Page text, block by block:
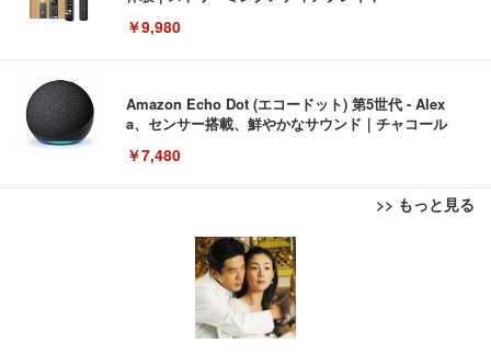
￥9,980
Amazon Echo Dot (エコードット) 第5世代 - Alex
a、センサー搭載、鮮やかなサウンド｜チャコール
￥7,480
>> もっと見る
[EdoErgo] オフィスチェア 椅子 テレワーク 疲れな
い 跳ね上げ式アームレスト コンパクト 約105度ロッ
キング pc 事務椅子 360度回転 座面昇降 強化ナイロ
ン樹脂ベース 通気性メッシュ 在宅ワーク H-WY01
(黒網+黒枠+黒足)
EIZO ビジネス向けプレミアムモニター | FlexScan
EV3240X-WT | 31.5型4K UHD・USB Type-C・ホワ
￥105,595
Amazonベーシック ペットシーツ 薄型 レギュラー 1
回使い捨て 無香料 ホワイト 300枚